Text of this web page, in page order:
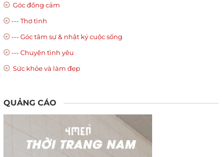
Góc đồng cảm
--- Thơ tình
--- Góc tâm sự & nhật ký cuộc sống
--- Chuyện tình yêu
Sức khỏe và làm đẹp
QUẢNG CÁO